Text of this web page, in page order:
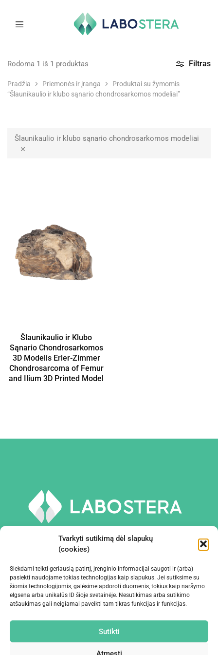
Tvarkyti sutikimą dėl slapukų
(cookies)
Siekdami teikti geriausią patirtį, įrenginio informacijai saugoti ir (arba)
pasiekti naudojame tokias technologijas kaip slapukus. Jei sutiksime su
šiomis technologijomis, galėsime apdoroti duomenis, tokius kaip naršymo
elgsena arba unikalūs ID šioje svetainėje. Nesutikimas arba sutikimo
atšaukimas gali neigiamai paveikti tam tikras funkcijas ir funkcijas.
Sutikti
ir
medicininė
Pradžia Priemonės ir įranga
Produktai su žymomis
“Šlaunikaulio ir klubo sąnario chondrosarkomos modeliai”
Filtras
Rodoma 1 iš 1 produktas
Šlaunikaulio ir klubo sąnario chondrosarkomos modeliai
Šlaunikaulio ir Klubo
Sąnario Chondrosarkomos
3D Modelis Erler-Zimmer
Chondrosarcoma of Femur
and Ilium 3D Printed Model
PRIEMONĖS IR ĮRANGA
ĮMONĖ